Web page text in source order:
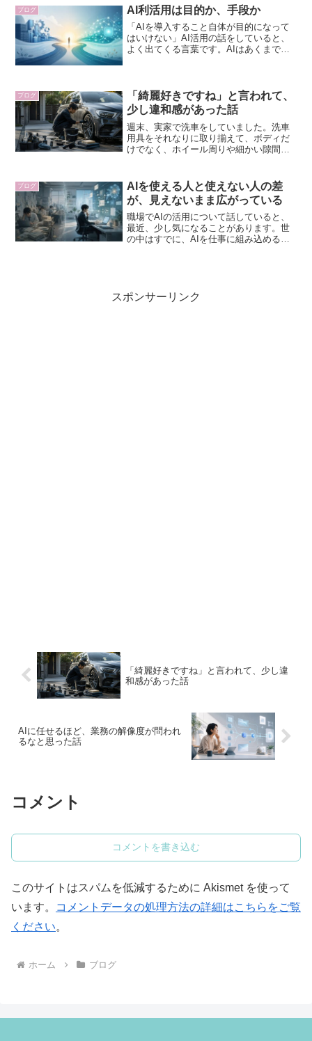
す。結論として、チームで仕事をするこ
とは自分と向き合うことです。
ブログ AI利活用は目的か、手段か
「AIを導入すること自体が目的になって
はいけない」AI活用の話をしていると、
よく出てくる言葉です。AIはあくまで道
た件数や、AIを...
ブログ
「綺麗好きですね」と言われて、
少し違和感があった話
週末、実家で洗車をしていました。洗車
用具をそれなりに取り揃えて、ボディだ
けでなく、ホイール周りや細かい隙間ま
言われました。たぶん、外から見ればそ
う見えるのだと思います。...
ブログ
AIを使える人と使えない人の差
が、見えないまま広がっている
職場でAIの活用について話していると、
最近、少し気になることがあります。世
の中はすでに、AIを仕事に組み込める人
スポンサーリンク
「綺麗好きですね」と言われて、少し違
和感があった話
AIに任せるほど、業務の解像度が問われ
るなと思った話
コメント
コメントを書き込む
このサイトはスパムを低減するために Akismet を使って
います。
コメントデータの処理方法の詳細はこちらをご覧
ください。
ホーム ブログ